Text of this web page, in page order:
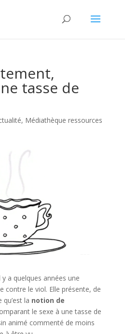
tasse de
, Médiathèque ressources
y a quelques années une
contre le viol. Elle présente, de
la notion de
le sexe à une tasse de
animé commenté de moins